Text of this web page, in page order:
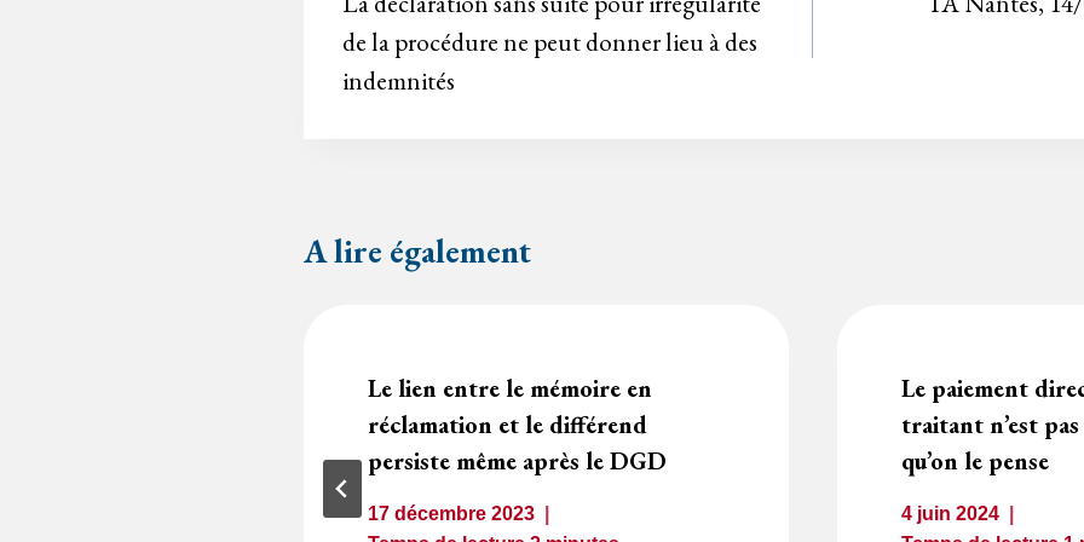
l’article
de la procédure ne peut donner lieu à des
indemnités
A lire également
Le lien entre le mémoire en
réclamation et le différend
persiste même après le DGD
17 décembre 2023
Le paiement
traitant n’est
qu’on le pense
4 juin 2024